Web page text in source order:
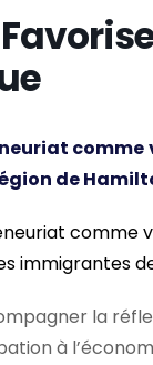
comme
de
comme
immigrantes
la
à